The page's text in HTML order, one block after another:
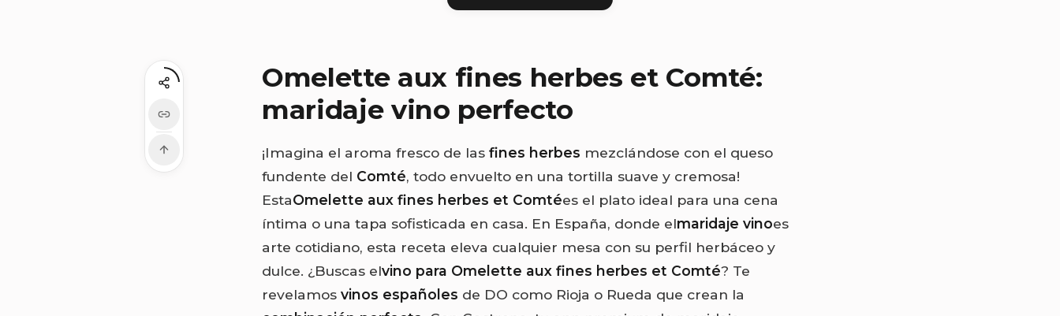
Omelette aux fines herbes et Comté:
maridaje vino perfecto
¡Imagina el aroma fresco de las fines herbes mezclándose con el queso
fundente del Comté, todo envuelto en una tortilla suave y cremosa!
EstaOmelette aux fines herbes et Comtées el plato ideal para una cena
íntima o una tapa sofisticada en casa. En España, donde elmaridaje vinoes
arte cotidiano, esta receta eleva cualquier mesa con su perfil herbáceo y
dulce. ¿Buscas elvino para Omelette aux fines herbes et Comté? Te
revelamos vinos españoles de DO como Rioja o Rueda que crean la